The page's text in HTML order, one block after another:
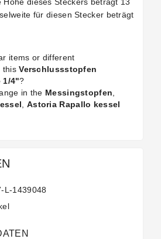
für diesen Stecker beträgt
items or different
thisVerschlussstopfen
1/4"?
in the Messingstopfen
Astoria Rapallo kessel
L-1439048